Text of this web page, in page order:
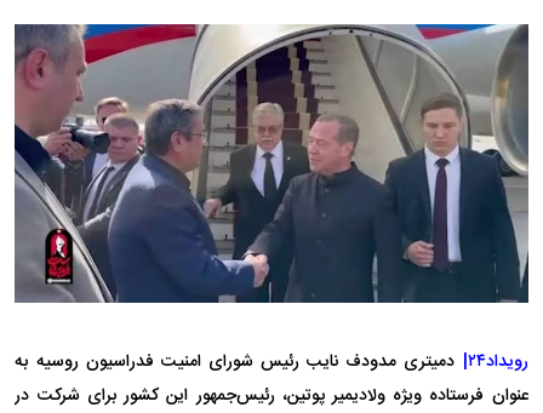
رویداد۲۴|
دمیتری مدودف نایب رئیس شورای امنیت فدراسیون روسیه به
عنوان فرستاده ویژه ولادیمیر پوتین، رئیس‌جمهور این کشور برای شرکت در